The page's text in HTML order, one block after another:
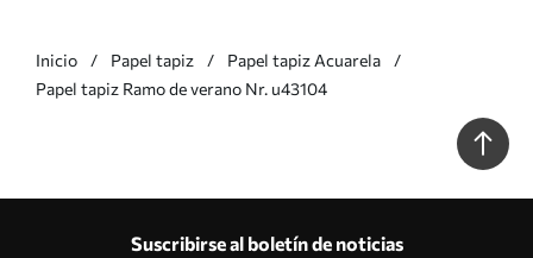
Inicio Papel tapiz
Papel tapiz Acuarela
Papel tapiz Ramo de verano Nr. u43104
Suscribirse al boletín de noticias